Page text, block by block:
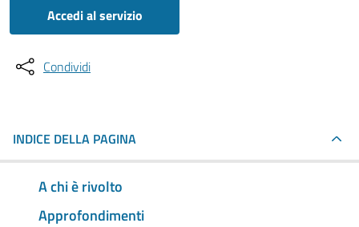
Accedi al servizio
Condividi
INDICE DELLA PAGINA
A chi è rivolto
Approfondimenti